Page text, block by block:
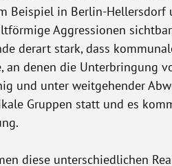
Beispiel in Berlin-Hellersdorf
Aggressionen
derart stark, dass
an denen die Unterbringung
und unter weitgehender
Gruppen statt und es
diese unterschiedlichen